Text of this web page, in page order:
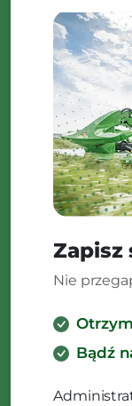
Zapisz
Nie
Bądź